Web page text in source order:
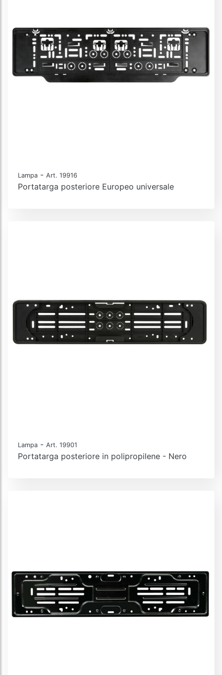
Lampa - Art. 19916
Portatarga posteriore Europeo universale
Lampa - Art. 19901
Portatarga posteriore in polipropilene - Nero